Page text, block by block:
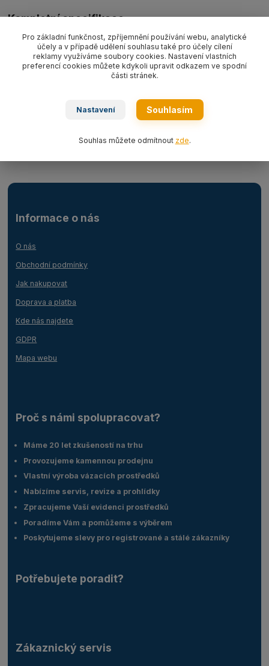
Kompletní specifikace
Ocelové lano oko-oko pr. 12 mm/délka L dle výběru, nosnost 1
550 kg. Provedení dle EN 13414-1 pozink.
Zboží zařazeno v kategoriích
Lanový 1-závěs oko-oko
Informace o nás
O nás
Obchodní podmínky
Jak nakupovat
Doprava a platba
Kde nás najdete
GDPR
Mapa webu
Proč s námi spolupracovat?
Máme 20 let zkušeností na trhu
Provozujeme kamennou prodejnu
Vlastní výroba vázacích prostředků
Nabízíme servis, revize a prohlídky
Zpracujeme Vaší evidenci prostředků
Poradíme Vám a pomůžeme s výběrem
Poskytujeme slevy pro registrované a stálé zákazníky
Potřebujete poradit?
Zákaznický servis
Pro základní funkčnost, zpříjemnění používání webu, analytické
účely a v případě udělení souhlasu také pro účely cílení
reklamy využíváme soubory cookies. Nastavení vlastních
preferencí cookies můžete kdykoli upravit odkazem ve spodní
části stránek.
Nastavení Souhlasím
Souhlas můžete odmítnout zde.